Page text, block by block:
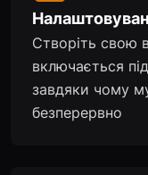
Створіть свою
включається
завдяки чому
безперервно